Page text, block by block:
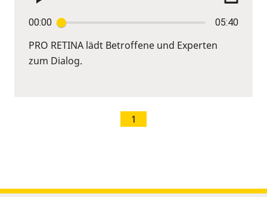
00:00 05:40
PRO RETINA lädt Betroffene und Experten
zum Dialog.
1